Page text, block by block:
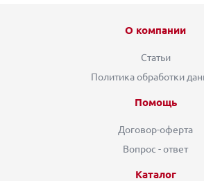
О компании
Статьи
Политика обработки
Помощь
Договор-оферта
Вопрос - ответ
Каталог